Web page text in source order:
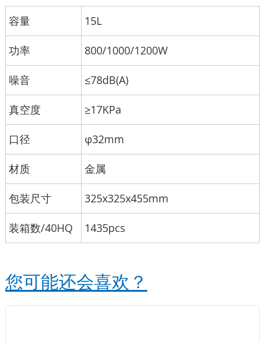
容量 15L
功率 800/1000/1200W
噪音 ≤78dB(A)
真空度 ≥17KPa
口径 φ32mm
材质 金属
包装尺寸 325x325x455mm
装箱数/40HQ 1435pcs
您可能还会喜欢？